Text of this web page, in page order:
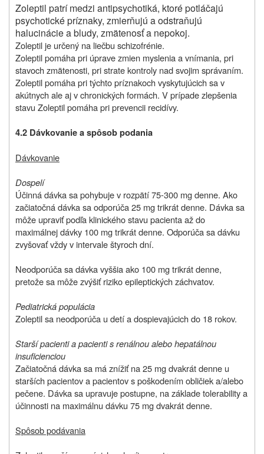
Zoleptil patrí medzi antipsychotiká, ktoré potláčajú
psychotické príznaky, zmierňujú a odstraňujú
halucinácie a bludy, zmätenosť a nepokoj.
Zoleptil je určený na liečbu schizofrénie.
Zoleptil pomáha pri úprave zmien myslenia a vnímania, pri
stavoch zmätenosti, pri strate kontroly nad svojim správaním.
Zoleptil pomáha pri týchto príznakoch vyskytujúcich sa v
akútnych ale aj v chronických formách. V prípade zlepšenia
stavu Zoleptil pomáha pri prevencii recidívy.
4.2 Dávkovanie a spôsob podania
Dávkovanie
Dospelí
Účinná dávka sa pohybuje v rozpätí 75-300 mg denne. Ako
začiatočná dávka sa odporúča 25 mg trikrát denne. Dávka sa
môže upraviť podľa klinického stavu pacienta až do
maximálnej dávky 100 mg trikrát denne. Odporúča sa dávku
zvyšovať vždy v intervale štyroch dní.
Neodporúča sa dávka vyššia ako 100 mg trikrát denne,
pretože sa môže zvýšiť riziko epileptických záchvatov.
Pediatrická populácia
Zoleptil sa neodporúča u detí a dospievajúcich do 18 rokov.
Starší pacienti a pacienti s renálnou alebo hepatálnou
insuficienciou
Začiatočná dávka sa má znížiť na 25 mg dvakrát denne u
starších pacientov a pacientov s poškodením obličiek a/alebo
pečene. Dávka sa upravuje postupne, na základe tolerability a
účinnosti na maximálnu dávku 75 mg dvakrát denne.
Spôsob podávania